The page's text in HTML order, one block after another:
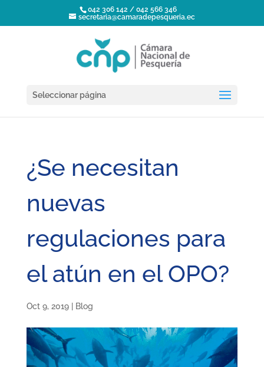
042 306 142 / 042 566 346
secretaria@camaradepesqueria.ec
Seleccionar página
¿Se necesitan
nuevas
regulaciones para
el atún en el OPO?
Oct 9, 2019| Blog